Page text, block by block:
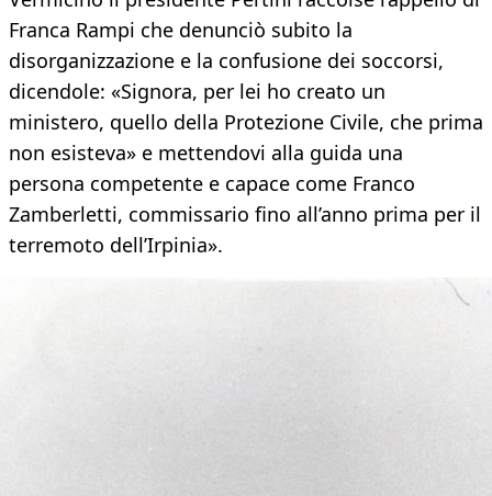
Franca Rampi che denunciò subito la
disorganizzazione e la confusione dei soccorsi,
dicendole: «Signora, per lei ho creato un
ministero, quello della Protezione Civile, che prima
non esisteva» e mettendovi alla guida una
persona competente e capace come Franco
Zamberletti, commissario fino all’anno prima per il
terremoto dell’Irpinia».